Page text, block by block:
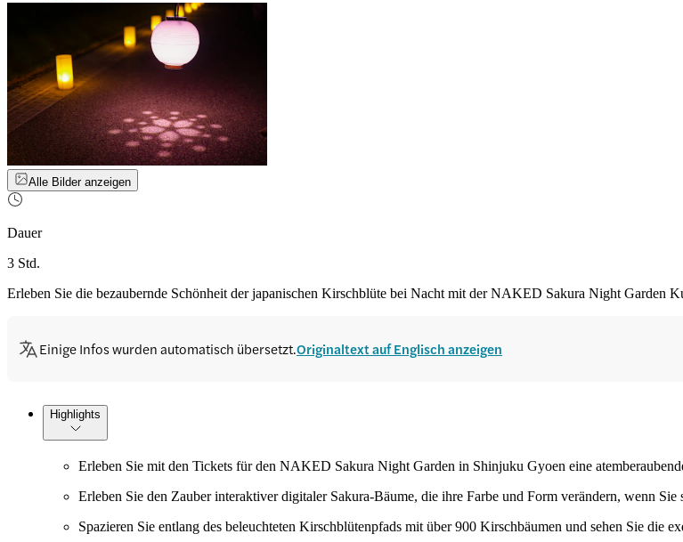
Alle Bilder anzeigen
Dauer
3 Std.
Erleben Sie die bezaubernde Schönheit der japanischen Kirschblüte bei Nacht mit der NAKED Sakura Night Garden
Einige Infos wurden automatisch übersetzt.Originaltext auf Englisch anzeigen
Highlights
Erleben Sie mit den Tickets für den NAKED Sakura Night Garden in Shinjuku Gyoen eine
Erleben Sie den Zauber interaktiver digitaler Sakura-Bäume, die ihre Farbe und Form verändern, wenn Sie
Spazieren Sie entlang des beleuchteten Kirschblütenpfads mit über 900 Kirschbäumen und sehen Sie die